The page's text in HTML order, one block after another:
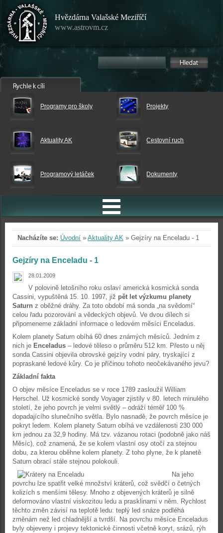
Hvězdárna Valašské Meziříčí
www.astrovm.cz
Programy pro školy Projekty
Aktuality AK Cestovní ruch
Programový letáček Dokumenty
Nacházíte se: Úvodní » Aktuality AK » Gejzíry na Enceladu - 1
Gejzíry na Enceladu - 1
28.01.2009
V polovině letošního roku oslaví americká kosmická sonda
Cassini, vypuštěná 15. 10. 1997, již pět let výzkumu planety
Saturn z oběžné dráhy. Za toto období má sonda „na svědomí“
celou řadu pozorování a vědeckých objevů. Ve dvou dílech si
připomeneme základní informace o ledovém měsíci Enceladus.
Kolem planety Saturn obíhá 60 dnes známých měsíců. Jedním z
nich je Enceladus – ledové těleso o průměru 512 km. Přesto u něj
sonda Cassini objevila obrovské gejzíry vodní páry, tryskající z
popraskané ledové kůry. Co je příčinou tohoto neočekávaného jevu?
Základní fakta
O objev měsíce Enceladus se v roce 1789 zasloužil William
Herschel. Už kosmické sondy Voyager zjistily v 80. letech minulého
století, že jeho povrch je velmi světlý – odráží téměř 100 %
dopadajícího slunečního světla. Bylo nasnadě, že povrch měsíce je
pokryt ledem. Kolem planety Saturn obíhá ve vzdálenosti 230 000
km jednou za 32,9 hodiny. Má tzv. vázanou rotaci (podobně jako náš
Měsíc), což znamená, že se kolem vlastní osy otočí za stejnou
dobu, za kterou oběhne kolem planety. Z toho plyne, že k planetě
Saturn obrací stále stejnou polokouli.
Na jeho
povrchu lze spatřit velké množství kráterů, což svědčí o četných
kolizích s menšími tělesy. Mnoho z objevených kráterů je silně
deformováno vlastní viskozitou ledu a prasklinami v něm. Rychlost
těchto změn závisí na teplotě ledu: teplý led snáze podléhá
změnám než led chladnější a tvrdší. Na povrchu měsíce Enceladus
byly objeveny i projevy tektonické činnosti včetně koryt, srázů, rýh